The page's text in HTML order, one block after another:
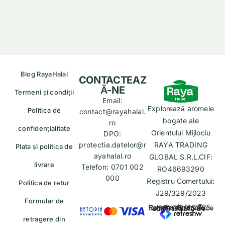
Blog RayaHalal
Termeni și condiții
Politica de
confidențialitate
Plata și politica de
livrare
Politica de retur
Formular de
retragere din
Explorează aromele
bogate ale
Orientului Mijlociu
RAYA TRADING
GLOBAL S.R.L.CIF:
RO46693290
Registru Comertului:
J29/329/2023
copyrights © Rayahalal.ro 2025. Soluție eCommerce administrată de
CONTACTEAZ
Ă-NE
Email:
contact@rayahalal.
ro
DPO:
protectia.datelor@r
ayahalal.ro
Telefon: 0701 002
000